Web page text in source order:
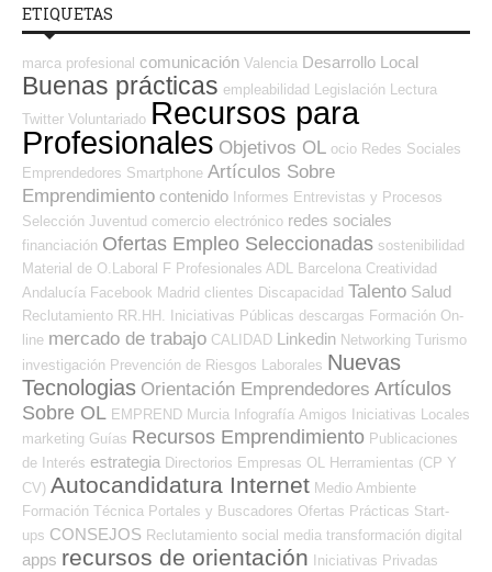
ETIQUETAS
marca profesional comunicación Valencia Desarrollo Local
Buenas prácticas empleabilidad Legislación Lectura
Twitter Voluntariado Recursos para
Profesionales Objetivos OL ocio Redes Sociales
Emprendedores Smartphone Artículos Sobre
Emprendimiento contenido Informes Entrevistas y Procesos
Selección Juventud comercio electrónico redes sociales
financiación Ofertas Empleo Seleccionadas sostenibilidad
Material de O.Laboral F Profesionales ADL Barcelona Creatividad
Andalucía Facebook Madrid clientes Discapacidad Talento Salud
Reclutamiento RR.HH. Iniciativas Públicas descargas Formación On-
line mercado de trabajo CALIDAD Linkedin Networking Turismo
investigación Prevención de Riesgos Laborales Nuevas
Tecnologias Orientación Emprendedores Artículos
Sobre OL EMPREND Murcia Infografía Amigos Iniciativas Locales
marketing Guías Recursos Emprendimiento Publicaciones
de Interés estrategia Directorios Empresas OL
Herramientas (CP Y
CV) Autocandidatura Internet Medio Ambiente
Formación Técnica Portales y Buscadores Ofertas Prácticas Start-
ups CONSEJOS Reclutamiento social media transformación digital
apps recursos de orientación Iniciativas Privadas